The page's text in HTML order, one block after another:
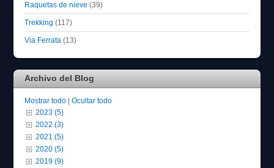
Raquetas de nieve (39)
Trekking (117)
Via Ferrata (13)
Archivo del Blog
Mostrar todo |Ocultar todo
2023 (5)
2022 (3)
2021 (5)
2020 (5)
2019 (9)